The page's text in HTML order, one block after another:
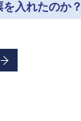
入れたのか？